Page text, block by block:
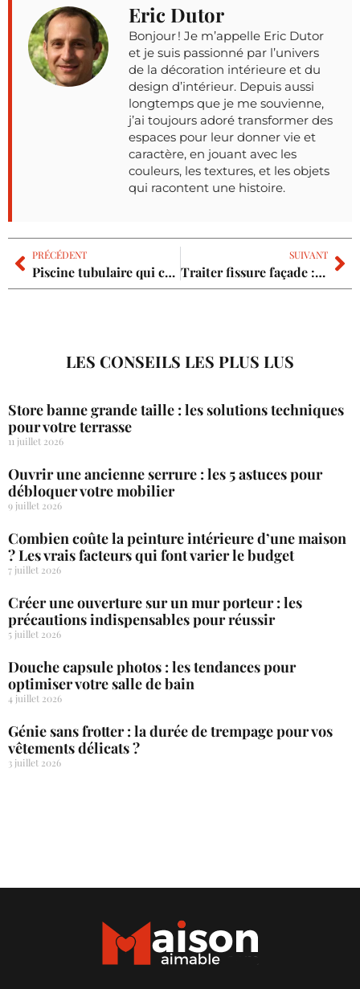
Eric Dutor
Bonjour ! Je m’appelle Eric Dutor
et je suis passionné par l’univers
de la décoration intérieure et du
design d’intérieur. Depuis aussi
longtemps que je me souvienne,
j’ai toujours adoré transformer des
espaces pour leur donner vie et
caractère, en jouant avec les
couleurs, les textures, et les objets
qui racontent une histoire.
PRÉCÉDENT
Piscine tubulaire qui casse : les étapes pour sauver votre bassin
SUIVANT
Traiter fissure façade : les étapes pour une réparation durable et étanche
LES CONSEILS LES PLUS LUS
Store banne grande taille : les solutions techniques
pour votre terrasse
11 juillet 2026
Ouvrir une ancienne serrure : les 5 astuces pour
débloquer votre mobilier
9 juillet 2026
Combien coûte la peinture intérieure d’une maison
? Les vrais facteurs qui font varier le budget
7 juillet 2026
Créer une ouverture sur un mur porteur : les
précautions indispensables pour réussir
5 juillet 2026
Douche capsule photos : les tendances pour
optimiser votre salle de bain
4 juillet 2026
Génie sans frotter : la durée de trempage pour vos
vêtements délicats ?
3 juillet 2026